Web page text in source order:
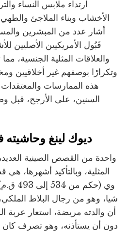
ارتداء ملابس النساء
الأخشاب وبناء الملاجئ
أشار عدد من المبشرين
قَبُول الأمريكيين الأصليين
والعلاقات المثلية الجنسية،
وتكرارًا بوصفهم غير أخلاقيين
هذه الممارسات
السنين، على الأرجح، قبل
ديوك لينغ وحاشيته
واحدة من القصص الصينية
المثلية، وبالتأكيد أشهرها،
وي
شيا، وهو من رجال البلاط
أن والدته مريضة، استعار عربة
دون أن يستأذنه، وهو تصرف كان